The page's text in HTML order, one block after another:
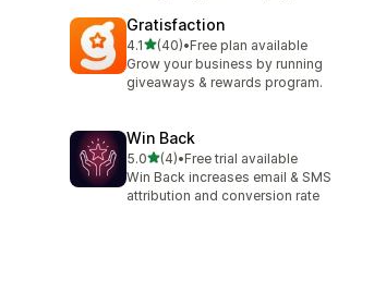
Gratisfaction
4.15つ星中
(40)
合計レビュー数：40件
•Free plan available
Grow your business by running
giveaways & rewards program.
Win Back
5.05つ星中
(4)
合計レビュー数：4件
•Free trial available
Win Back increases email & SMS
attribution and conversion rate